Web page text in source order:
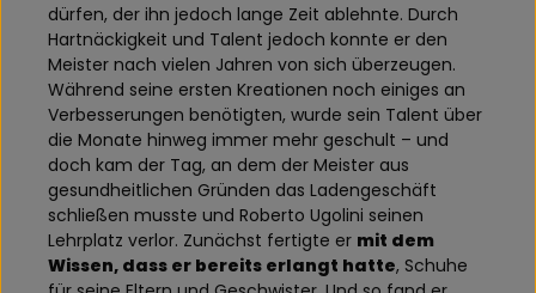
dürfen, der ihn jedoch lange Zeit ablehnte. Durch
Hartnäckigkeit und Talent jedoch konnte er den
Meister nach vielen Jahren von sich überzeugen.
Während seine ersten Kreationen noch einiges an
Verbesserungen benötigten, wurde sein Talent über
die Monate hinweg immer mehr geschult – und
doch kam der Tag, an dem der Meister aus
gesundheitlichen Gründen das Ladengeschäft
schließen musste und Roberto Ugolini seinen
Lehrplatz verlor. Zunächst fertigte er mit dem
Wissen, dass er bereits erlangt hatte, Schuhe